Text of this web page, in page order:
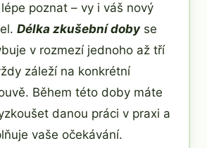
poznat – vy i váš nový
Délka zkušební dobyse
v rozmezí jednoho až tří
záleží na konkrétní
Během této doby máte
danou práci v praxi a
vaše očekávání.